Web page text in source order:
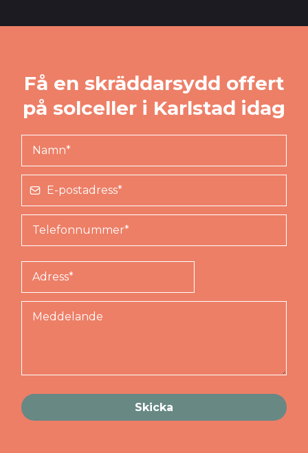
Få en skräddarsydd offert
på solceller i Karlstad idag
Skicka